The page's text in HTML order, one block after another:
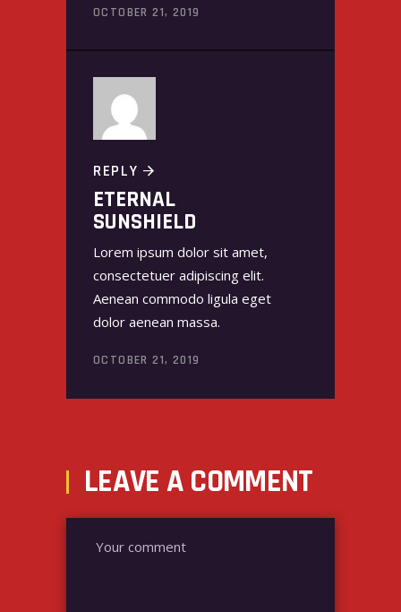
OCTOBER 21, 2019
REPLY
ETERNAL
SUNSHIELD
Lorem ipsum dolor sit amet,
consectetuer adipiscing elit.
Aenean commodo ligula eget
dolor aenean massa.
OCTOBER 21, 2019
LEAVE A COMMENT